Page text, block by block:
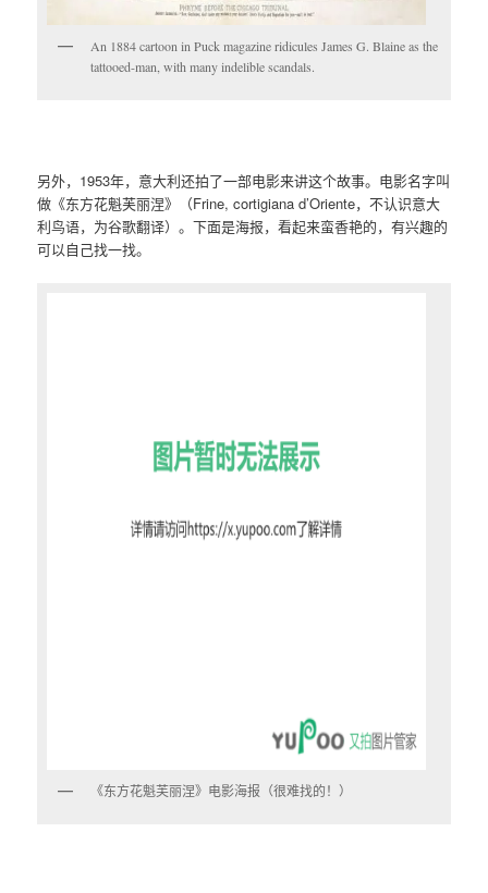
An 1884 cartoon in Puck magazine ridicules James G. Blaine as the
tattooed-man, with many indelible scandals.
另外，1953年，意大利还拍了一部电影来讲这个故事。电影名字叫
做《东方花魁芙丽涅》（Frine, cortigiana d’Oriente，不认识意大
利鸟语，为谷歌翻译）。下面是海报，看起来蛮香艳的，有兴趣的
可以自己找一找。
《东方花魁芙丽涅》电影海报（很难找的！）